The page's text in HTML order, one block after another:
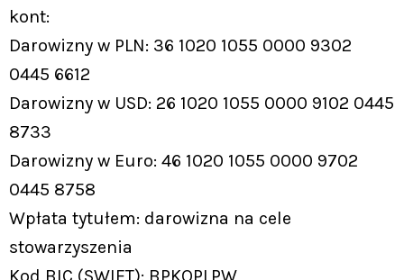
kont:
Darowizny w PLN: 36 1020 1055 0000 9302
0445 6612
Darowizny w USD: 26 1020 1055 0000 9102 0445
8733
Darowizny w Euro: 46 1020 1055 0000 9702
0445 8758
Wpłata tytułem: darowizna na cele
stowarzyszenia